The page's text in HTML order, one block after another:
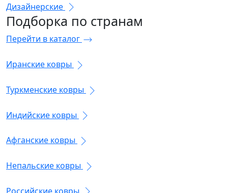
Дизайнерские
Подборка по странам
Перейти в каталог
Иранские ковры
Туркменские ковры
Индийские ковры
Афганские ковры
Непальские ковры